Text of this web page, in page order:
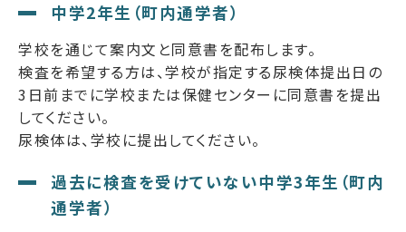
中学2年生（町内通学者）
学校を通じて案内文と同意書を配布します。
検査を希望する方は、学校が指定する尿検体提出日の
3日前までに学校または保健センターに同意書を提出
してください。
尿検体は、学校に提出してください。
過去に検査を受けていない中学3年生（町内
通学者）